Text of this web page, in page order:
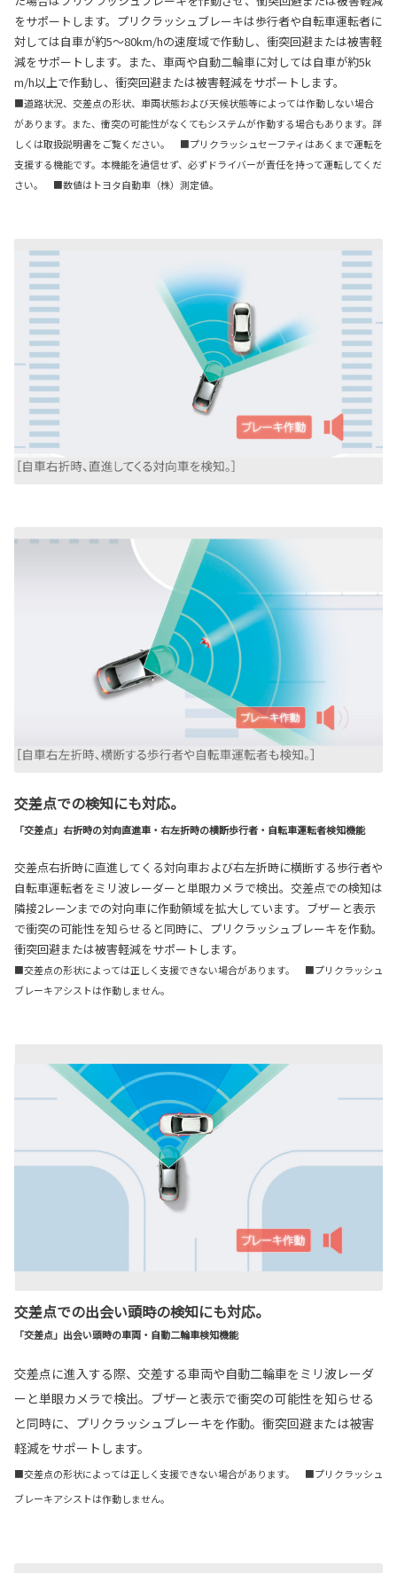
をサポートします。プリクラッシュブレーキは歩行者や自転車運転者に
対しては自車が約5〜80km/hの速度域で作動し、衝突回避または被害軽
減をサポートします。また、車両や自動二輪車に対しては自車が約5k
m/h以上で作動し、衝突回避または被害軽減をサポートします。
■道路状況、交差点の形状、車両状態および天候状態等によっては作動しない場合
があります。また、衝突の可能性がなくてもシステムが作動する場合もあります。詳
しくは取扱説明書をご覧ください。 ■プリクラッシュセーフティはあくまで運転を
支援する機能です。本機能を過信せず、必ずドライバーが責任を持って運転してくだ
さい。 ■数値はトヨタ自動車（株）測定値。
交差点での検知にも対応。
「交差点」右折時の対向直進車・右左折時の横断歩行者・自転車運転者検知機能
交差点右折時に直進してくる対向車および右左折時に横断する歩行者や
自転車運転者をミリ波レーダーと単眼カメラで検出。交差点での検知は
隣接2レーンまでの対向車に作動領域を拡大しています。ブザーと表示
で衝突の可能性を知らせると同時に、プリクラッシュブレーキを作動。
衝突回避または被害軽減をサポートします。
■交差点の形状によっては正しく支援できない場合があります。 ■プリクラッシュ
ブレーキアシストは作動しません。
交差点での出会い頭時の検知にも対応。
「交差点」出会い頭時の車両・自動二輪車検知機能
交差点に進入する際、交差する車両や自動二輪車をミリ波レーダ
ーと単眼カメラで検出。ブザーと表示で衝突の可能性を知らせる
と同時に、プリクラッシュブレーキを作動。衝突回避または被害
軽減をサポートします。
■交差点の形状によっては正しく支援できない場合があります。 ■プリクラッシュ
ブレーキアシストは作動しません。